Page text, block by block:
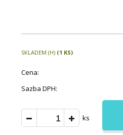
SKLADEM (H) (1 KS)
Cena:
Sazba DPH:
ks